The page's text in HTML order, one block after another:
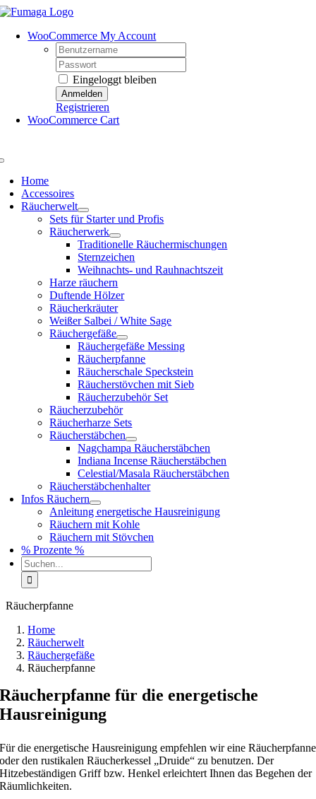
Skip
contentWooCommerce My Account
Username:
Password:
Eingeloggt bleiben
Registrieren
WooCommerce Cart
Home
Accessoires
Räucherwelt
Sets für Starter und Profis
Räucherwerk
Traditionelle Räuchermischungen
Sternzeichen
Weihnachts- und Rauhnachtszeit
Harze räuchern
Duftende Hölzer
Räucherkräuter
Weißer Salbei / White Sage
Räuchergefäße
Räuchergefäße Messing
Räucherpfanne
Räucherschale Speckstein
Räucherstövchen mit Sieb
Räucherzubehör Set
Räucherzubehör
Räucherharze Sets
Räucherstäbchen
Nagchampa Räucherstäbchen
Indiana Incense Räucherstäbchen
Celestial/Masala Räucherstäbchen
Räucherstäbchenhalter
Infos Räuchern
Anleitung energetische Hausreinigung
Räuchern mit Kohle
Räuchern mit Stövchen
% Prozente %
Suche
nach:
Räucherpfanne
Home
Räucherwelt
Räuchergefäße
Räucherpfanne
Räucherpfanne für die energetische
Hausreinigung
Für die energetische Hausreinigung empfehlen wir eine Räucherpfanne
oder den rustikalen Räucherkessel „Druide“ zu benutzen. Der
Hitzebeständigen Griff bzw. Henkel erleichtert Ihnen das Begehen der
Räumlichkeiten.